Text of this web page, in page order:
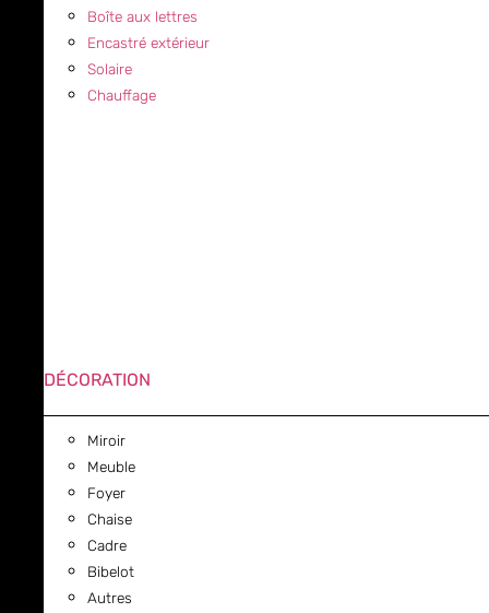
Boîte aux lettres
Encastré extérieur
Solaire
Chauffage
DÉCORATION
Miroir
Meuble
Foyer
Chaise
Cadre
Bibelot
Autres